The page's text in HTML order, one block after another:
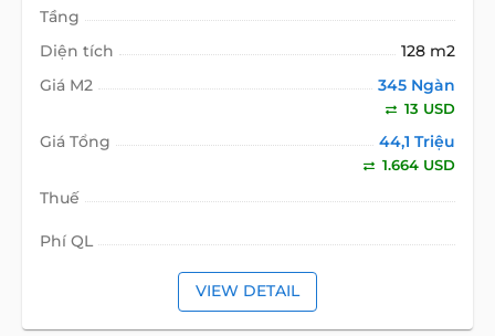
Tầng
Diện tích
128 m2
Giá M2
345 Ngàn
13 USD
Giá Tổng 44,1 Triệu
1.664 USD
Thuế
Phí QL
VIEW DETAIL